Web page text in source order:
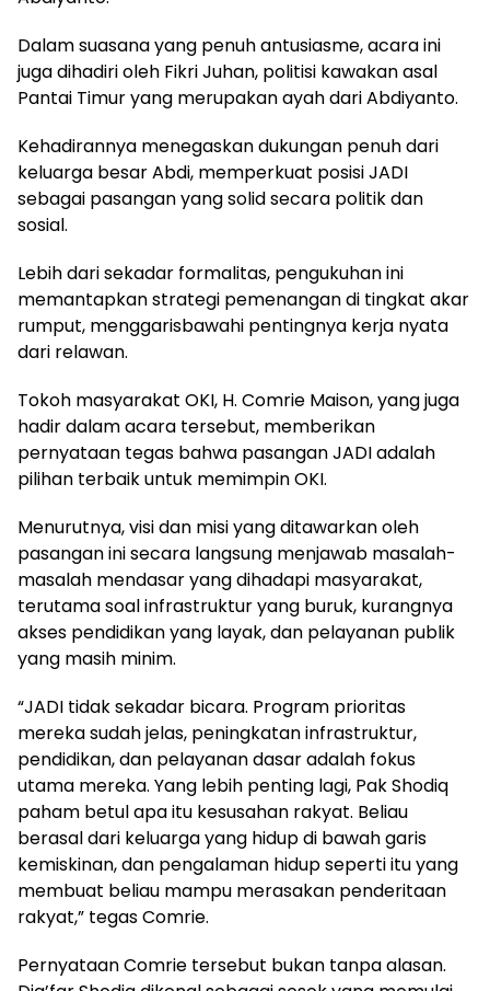
Dalam suasana yang penuh antusiasme, acara ini
juga dihadiri oleh Fikri Juhan, politisi kawakan asal
Pantai Timur yang merupakan ayah dari Abdiyanto.
Kehadirannya menegaskan dukungan penuh dari
keluarga besar Abdi, memperkuat posisi JADI
sebagai pasangan yang solid secara politik dan
sosial.
Lebih dari sekadar formalitas, pengukuhan ini
memantapkan strategi pemenangan di tingkat akar
rumput, menggarisbawahi pentingnya kerja nyata
dari relawan.
Tokoh masyarakat OKI, H. Comrie Maison, yang juga
hadir dalam acara tersebut, memberikan
pernyataan tegas bahwa pasangan JADI adalah
pilihan terbaik untuk memimpin OKI.
Menurutnya, visi dan misi yang ditawarkan oleh
pasangan ini secara langsung menjawab masalah-
masalah mendasar yang dihadapi masyarakat,
terutama soal infrastruktur yang buruk, kurangnya
akses pendidikan yang layak, dan pelayanan publik
yang masih minim.
“JADI tidak sekadar bicara. Program prioritas
mereka sudah jelas, peningkatan infrastruktur,
pendidikan, dan pelayanan dasar adalah fokus
utama mereka. Yang lebih penting lagi, Pak Shodiq
paham betul apa itu kesusahan rakyat. Beliau
berasal dari keluarga yang hidup di bawah garis
kemiskinan, dan pengalaman hidup seperti itu yang
membuat beliau mampu merasakan penderitaan
rakyat,” tegas Comrie.
Pernyataan Comrie tersebut bukan tanpa alasan.